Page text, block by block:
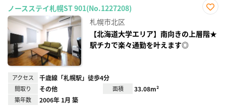
ノースステイ札幌ST 901(No.1227208)
り登
録
札幌市北区
【北海道大学エリア】南向きの上層階★
駅チカで楽々通勤を叶えます◎
アクセス 千歳線「札幌駅」徒歩4分
間取り その他 面積 33.08m²
築年数 2006年 1月 築